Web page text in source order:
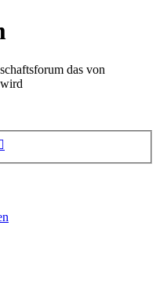
das von